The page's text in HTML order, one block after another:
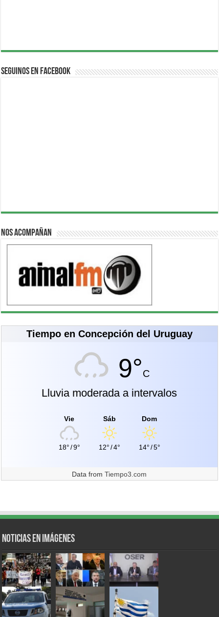
Seguinos en Facebook
Nos acompañan
Tiempo en Concepción del Uruguay
9°C
Lluvia moderada a intervalos
Vie
18°/9°
Sáb
12°/4°
Dom
14°/5°
Data fromTiempo3.com
Noticias en Imágenes